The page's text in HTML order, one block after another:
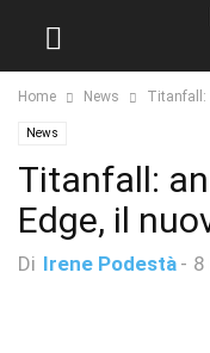
Home News Titanfall:
News
Titanfall:
Edge, il
Di Irene Podestà - 8